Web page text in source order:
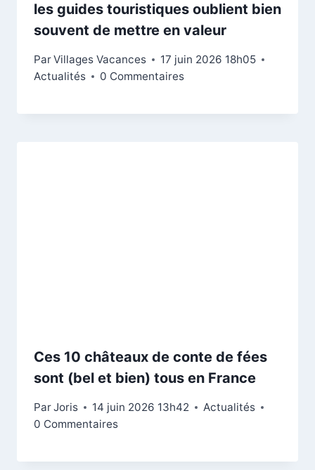
les guides touristiques oublient bien
souvent de mettre en valeur
ParVillages Vacances
17 juin 2026 18h05
Actualités
0 Commentaires
Ces 10 châteaux de conte de fées
sont (bel et bien) tous en France
ParJoris 14 juin 2026 13h42
Actualités
0 Commentaires